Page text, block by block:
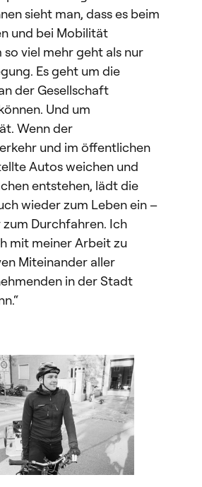
sieht man, dass es beim
und bei Mobilität
so viel mehr geht als nur
Es geht um die
der Gesellschaft
Und um
Wenn der
und im öffentlichen
Autos weichen und
entstehen, lädt die
wieder zum Leben ein –
Durchfahren. Ich
mit meiner Arbeit zu
Miteinander aller
in der Stadt